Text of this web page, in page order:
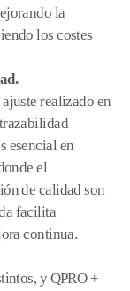
la
los costes
realizado en
esencial en
el
de calidad son
facilita
continua.
y QPRO +